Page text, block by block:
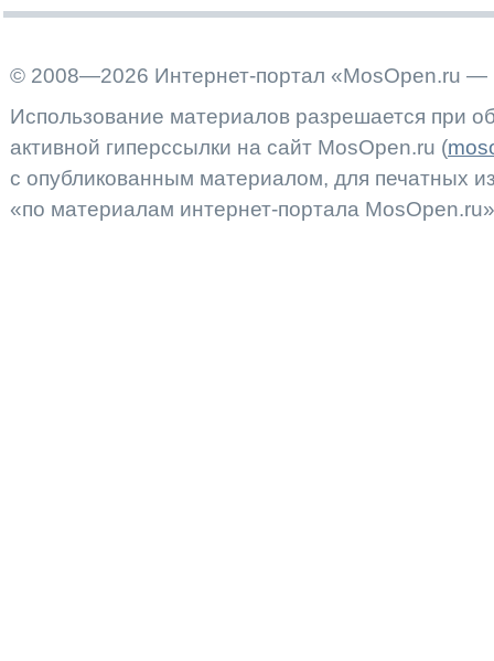
© 2008—2026 Интернет-портал «MosOpen.ru —
Использование материалов разрешается при
активной гиперссылки на сайт MosOpen.ru (
с опубликованным материалом, для печатных
«по материалам интернет-портала